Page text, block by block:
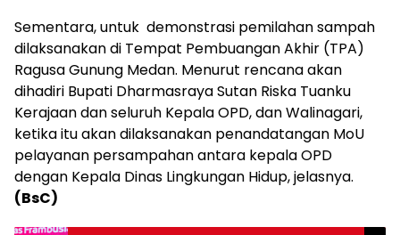
Sementara, untuk demonstrasi pemilahan sampah
dilaksanakan di Tempat Pembuangan Akhir (TPA)
Ragusa Gunung Medan. Menurut rencana akan
dihadiri Bupati Dharmasraya Sutan Riska Tuanku
Kerajaan dan seluruh Kepala OPD, dan Walinagari,
ketika itu akan dilaksanakan penandatangan MoU
pelayanan persampahan antara kepala OPD
dengan Kepala Dinas Lingkungan Hidup, jelasnya.
(BsC)